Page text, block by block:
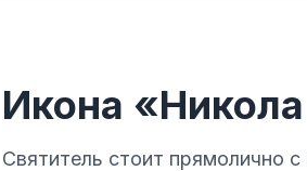
Икона
Святитель стоит прямолично